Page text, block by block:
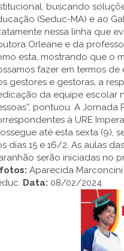
buscando
(Seduc-MA) e ao
nessa linha que
Orleane e da
esta, mostrando que o
fazer em termos
gestores e gestoras, a
da equipe escolar
pontuou. A
à URE
até esta sexta (9),
dias 15 e 16/2. As aulas
serão iniciadas no
Aparecida
Data: 08/02/2024.